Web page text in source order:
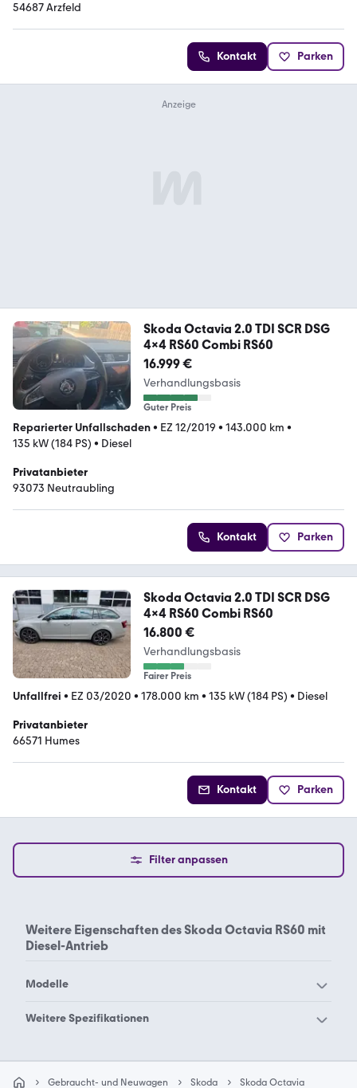
54687 Arzfeld
Kontakt Parken
Skoda Octavia 2.0 TDI SCR DSG
4x4 RS60 Combi RS60
16.999 €
Verhandlungsbasis
Guter Preis
Reparierter Unfallschaden• EZ 12/2019 • 143.000 km •
135 kW (184 PS) • Diesel
Privatanbieter
93073 Neutraubling
Kontakt Parken
Skoda Octavia 2.0 TDI SCR DSG
4x4 RS60 Combi RS60
16.800 €
Verhandlungsbasis
Fairer Preis
Unfallfrei • EZ 03/2020 • 178.000 km • 135 kW (184 PS) • Diesel
Privatanbieter
66571 Humes
Kontakt Parken
Filter anpassen
Weitere Eigenschaften desSkoda Octavia RS60 mit
Diesel-Antrieb
Modelle
Skoda 105
Skoda Elroq
Skoda Enyaq
Weitere Spezifikationen
Skoda Octavia Benzin 1Z
Gebraucht- und Neuwagen Skoda Skoda Octavia